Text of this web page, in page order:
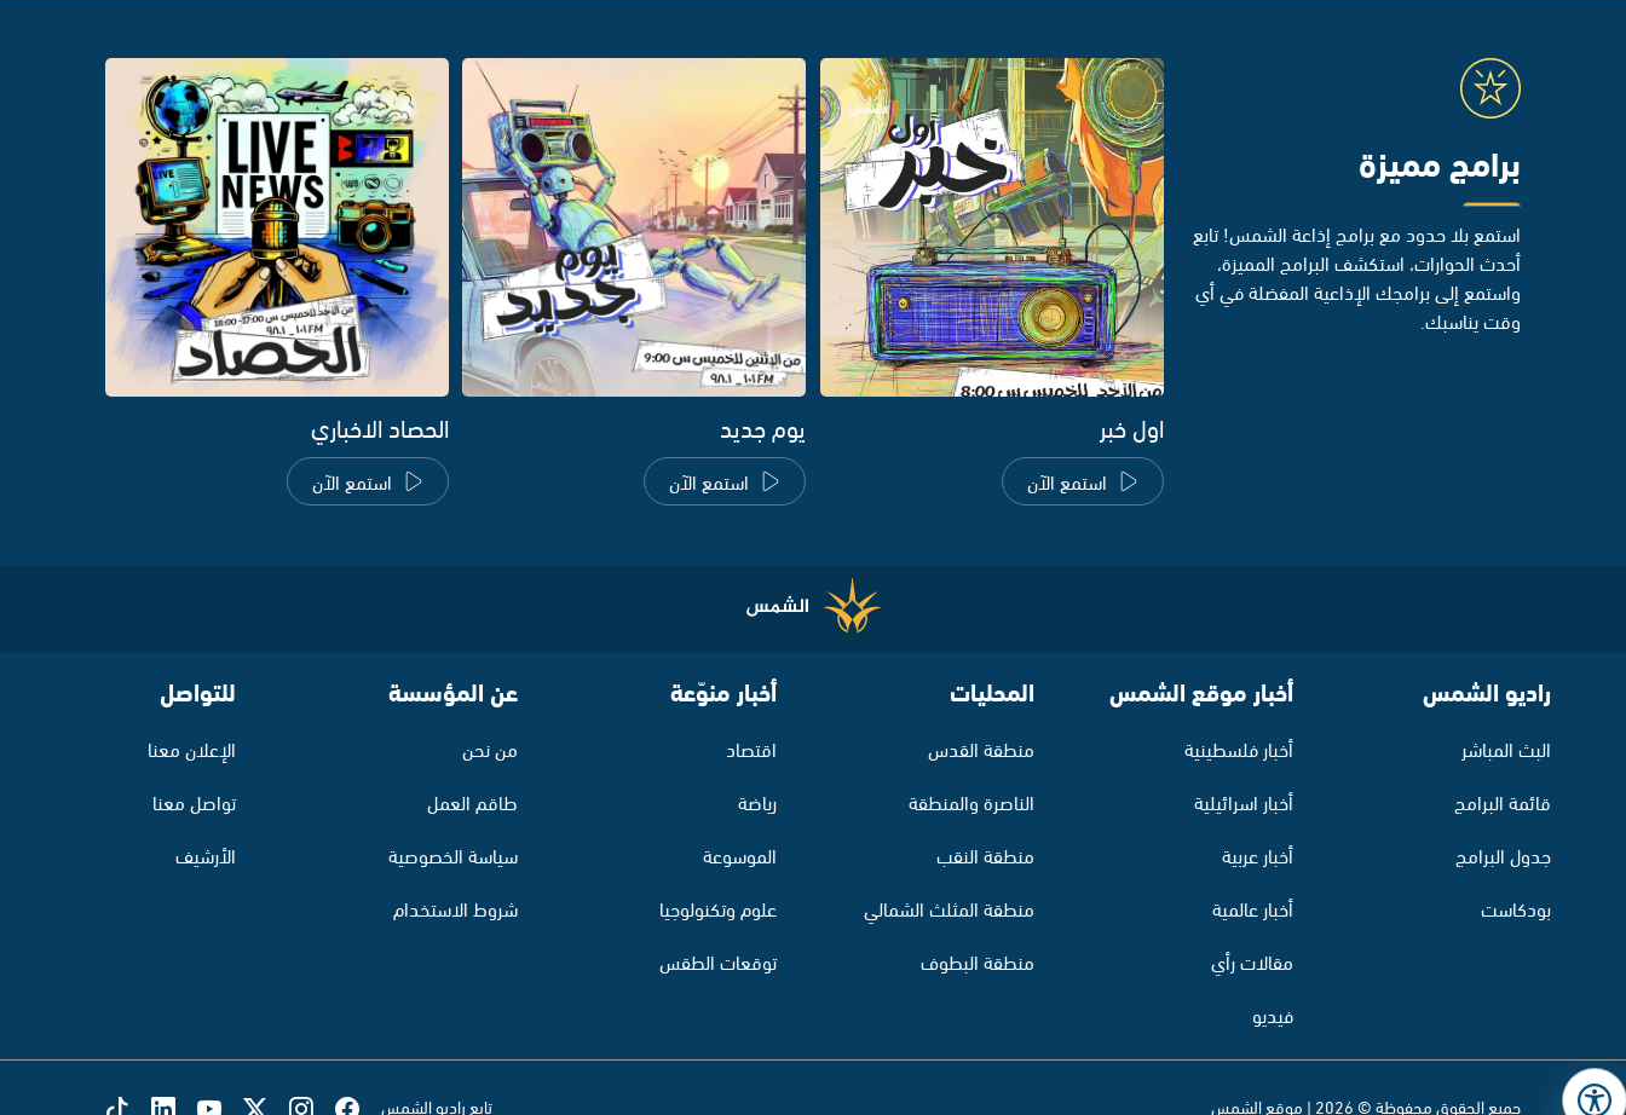
برامج مميزة
استمع بلا حدود مع برامج إذاعة الشمس! تابع
أحدث الحوارات، استكشف البرامج المميزة،
واستمع إلى برامجك الإذاعية المفضلة في أي
وقت يناسبك.
اول خبر
استمع الآن
يوم جديد
استمع الآن
الحصاد الاخباري
استمع الآن
راديو الشمس
البث المباشر
قائمة البرامج
جدول البرامج
بودكاست
أخبار موقع الشمس
أخبار فلسطينية
أخبار اسرائيلية
أخبار عربية
أخبار عالمية
مقالات رأي
فيديو
المحليات
منطقة القدس
الناصرة والمنطقة
منطقة النقب
منطقة المثلث الشمالي
منطقة البطوف
أخبار منوّعة
اقتصاد
رياضة
الموسوعة
علوم وتكنولوجيا
توقعات الطقس
عن المؤسسة
من نحن
طاقم العمل
سياسة الخصوصية
شروط الاستخدام
للتواصل
الإعلان معنا
تواصل معنا
الأرشيف
جميع الحقوق محفوظة © 2026 | موقع الشمس تابع راديو الشمس